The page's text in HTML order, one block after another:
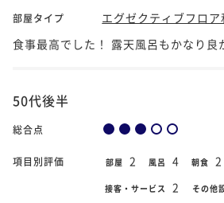
部屋タイプ
エグゼクティブフロア
食事最高でした！ 露天風呂もかなり良
50代後半
総合点
項目別評価 部屋 2 風呂 4 朝食 2
接客・サービス 2 その他